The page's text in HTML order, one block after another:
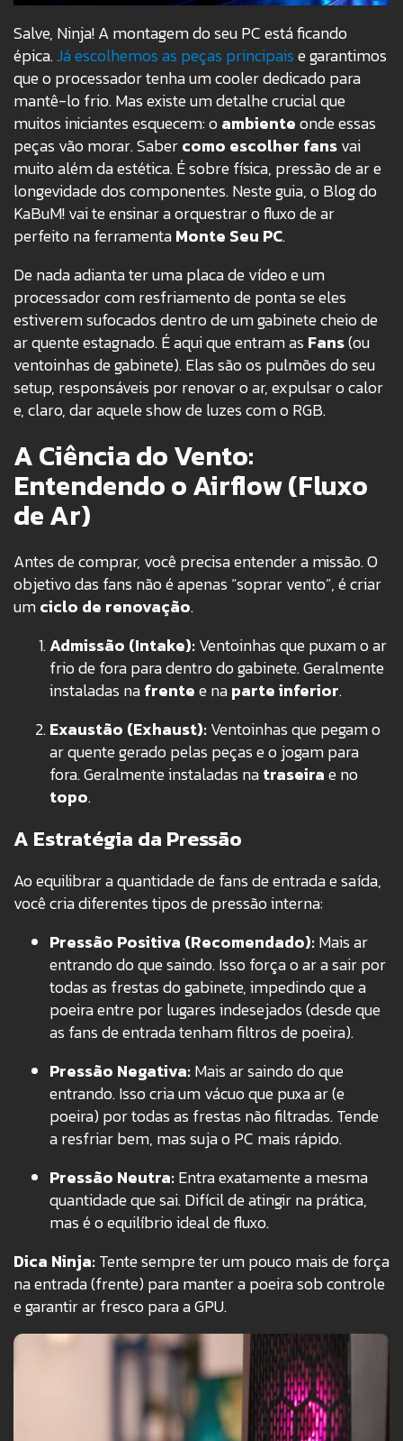
Salve, Ninja! A montagem do seu PC está ficando
épica.Já escolhemos as peças principaise garantimos
que o processador tenha um cooler dedicado para
mantê-lo frio. Mas existe um detalhe crucial que
muitos iniciantes esquecem: oambienteonde essas
peças vão morar. Sabercomo escolher fansvai
muito além da estética. É sobre física, pressão de ar e
longevidade dos componentes. Neste guia, o Blog do
KaBuM! vai te ensinar a orquestrar o fluxo de ar
perfeito na ferramentaMonte Seu PC.
De nada adianta ter uma placa de vídeo e um
processador com resfriamento de ponta se eles
estiverem sufocados dentro de um gabinete cheio de
ar quente estagnado. É aqui que entram as Fans(ou
ventoinhas de gabinete). Elas são os pulmões do seu
setup, responsáveis por renovar o ar, expulsar o calor
e, claro, dar aquele show de luzes com o RGB.
A Ciência do Vento:
Entendendo o Airflow (Fluxo
de Ar)
Antes de comprar, você precisa entender a missão. O
objetivo das fans não é apenas “soprar vento”, é criar
umciclo de renovação.
Admissão (Intake):Ventoinhas que puxam o ar
frio de fora para dentro do gabinete. Geralmente
instaladas nafrentee naparte inferior.
Exaustão (Exhaust):Ventoinhas que pegam o
ar quente gerado pelas peças e o jogam para
fora. Geralmente instaladas natraseirae no
topo.
A Estratégia da Pressão
Ao equilibrar a quantidade de fans de entrada e saída,
você cria diferentes tipos de pressão interna:
Pressão Positiva (Recomendado):Mais ar
entrando do que saindo. Isso força o ar a sair por
todas as frestas do gabinete, impedindo que a
poeira entre por lugares indesejados (desde que
as fans de entrada tenham filtros de poeira).
Pressão Negativa:Mais ar saindo do que
entrando. Isso cria um vácuo que puxa ar (e
poeira) por todas as frestas não filtradas. Tende
a resfriar bem, mas suja o PC mais rápido.
Pressão Neutra:Entra exatamente a mesma
quantidade que sai. Difícil de atingir na prática,
mas é o equilíbrio ideal de fluxo.
Dica Ninja:Tente sempre ter um pouco mais de força
na entrada (frente) para manter a poeira sob controle
e garantir ar fresco para a GPU.